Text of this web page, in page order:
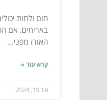
חום ולחות
באריחים. אם
האורז מפני...
קרא עוד »
אוג 19, 2024